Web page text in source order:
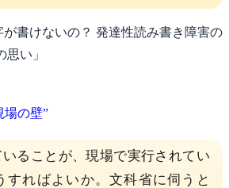
書けないの？ 発達性読み書き障害の
い」
場の壁”
ることが、現場で実行されてい
すればよいか。文科省に伺うと